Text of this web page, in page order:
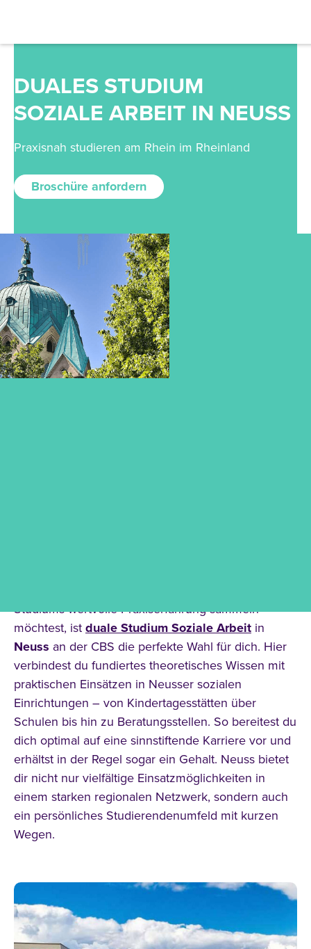
DUALES STUDIUM
SOZIALE ARBEIT IN NEUSS
Praxisnah studieren am Rhein im Rheinland
Broschüre anfordern
Studiums wertvolle Praxiserfahrung sammeln
möchtest, ist duale Studium Soziale Arbeit in
Neuss an der CBS die perfekte Wahl für dich. Hier
verbindest du fundiertes theoretisches Wissen mit
praktischen Einsätzen in Neusser sozialen
Einrichtungen – von Kindertagesstätten über
Schulen bis hin zu Beratungsstellen. So bereitest du
dich optimal auf eine sinnstiftende Karriere vor und
erhältst in der Regel sogar ein Gehalt. Neuss bietet
dir nicht nur vielfältige Einsatzmöglichkeiten in
einem starken regionalen Netzwerk, sondern auch
ein persönliches Studierendenumfeld mit kurzen
Wegen.